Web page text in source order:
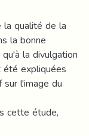
qualité de la
la bonne
la divulgation
expliquées
l'image du
cette étude,